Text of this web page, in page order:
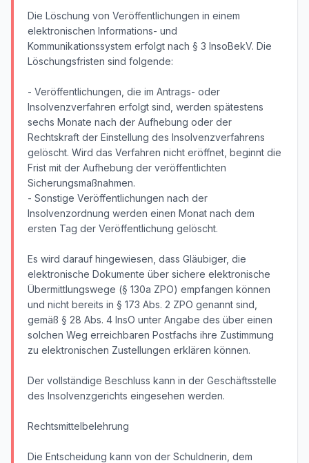
Die Löschung von Veröffentlichungen in einem
elektronischen Informations- und
Kommunikationssystem erfolgt nach § 3 InsoBekV. Die
Löschungsfristen sind folgende:
- Veröffentlichungen, die im Antrags- oder
Insolvenzverfahren erfolgt sind, werden spätestens
sechs Monate nach der Aufhebung oder der
Rechtskraft der Einstellung des Insolvenzverfahrens
gelöscht. Wird das Verfahren nicht eröffnet, beginnt die
Frist mit der Aufhebung der veröffentlichten
Sicherungsmaßnahmen.
- Sonstige Veröffentlichungen nach der
Insolvenzordnung werden einen Monat nach dem
ersten Tag der Veröffentlichung gelöscht.
Es wird darauf hingewiesen, dass Gläubiger, die
elektronische Dokumente über sichere elektronische
Übermittlungswege (§ 130a ZPO) empfangen können
und nicht bereits in § 173 Abs. 2 ZPO genannt sind,
gemäß § 28 Abs. 4 InsO unter Angabe des über einen
solchen Weg erreichbaren Postfachs ihre Zustimmung
zu elektronischen Zustellungen erklären können.
Der vollständige Beschluss kann in der Geschäftsstelle
des Insolvenzgerichts eingesehen werden.
Rechtsmittelbelehrung
Die Entscheidung kann von der Schuldnerin, dem